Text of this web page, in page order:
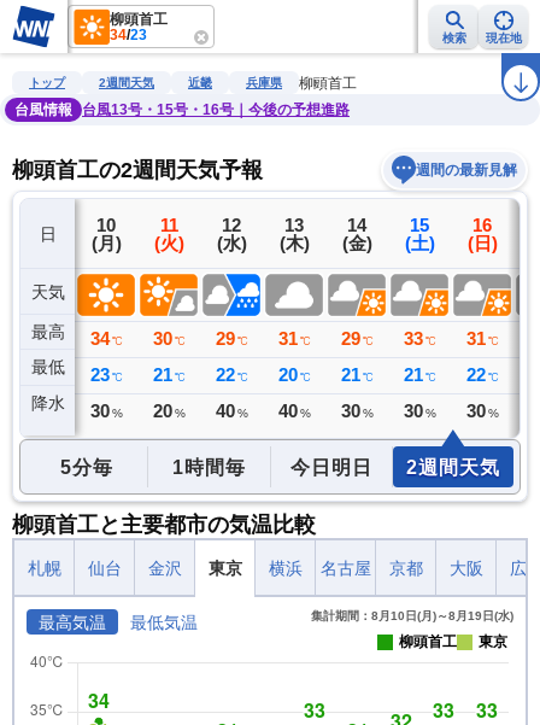
柳頭首工
34/23 検索 現在地
雨雲レーダー 台風情報 地震情報 警報・注意報 ラ
トップ 2週間天気 近畿 兵庫県
柳頭首工
台風情報
台風13号・15号・16号｜今後の予想進路
柳頭首工の2週間天気予報 週間の最新見解
日
天気
最高
最低
降水
9
(日)
34 ℃
23 ℃
0 ミリ
10
(月)
34 ℃
23 ℃
30 %
11
(火)
30 ℃
21 ℃
20 %
12
(水)
29 ℃
22 ℃
40 %
13
(木)
31 ℃
20 ℃
40 %
14
(金)
29 ℃
21 ℃
30 %
15
(土)
33 ℃
21 ℃
30 %
16
(日)
31 ℃
22 ℃
30 %
5分毎 1時間毎 今日明日 2週間天気
柳頭首工と主要都市の気温比較
札幌 仙台 金沢 東京 横浜 名古屋 京都 大阪 広
最高気温 最低気温 集計期間：8月10日(月)～8月19日(水)
柳頭首工 東京